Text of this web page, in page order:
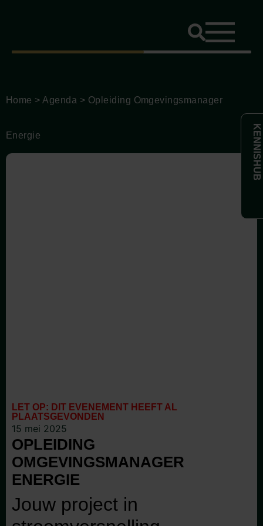
KENNISHUB
Home >Agenda > Opleiding Omgevingsmanager
Energie
LET OP: DIT EVENEMENT HEEFT AL
PLAATSGEVONDEN
15 mei 2025
OPLEIDING
OMGEVINGSMANAGER
ENERGIE
Jouw project in